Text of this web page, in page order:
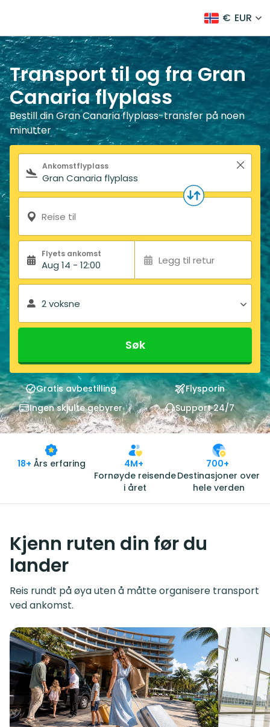
€ EUR
Transport til og fra Gran
Canaria flyplass
Bestill din Gran Canaria flyplass-transfer på noen
minutter
Søkeskjema
Ankomstflyplass
Reise til
Flyets ankomst
Aug 14 - 12:00 Legg til retur
2 voksne
Søk
Gratis avbestilling
Flysporin
Ingen skjulte gebyrer
Support 24/7
18+ Års erfaring
4M+
Fornøyde reisende
i året
700+
Destinasjoner over
hele verden
Kjenn ruten din før du
lander
Reis rundt på øya uten å måtte organisere transport
ved ankomst.